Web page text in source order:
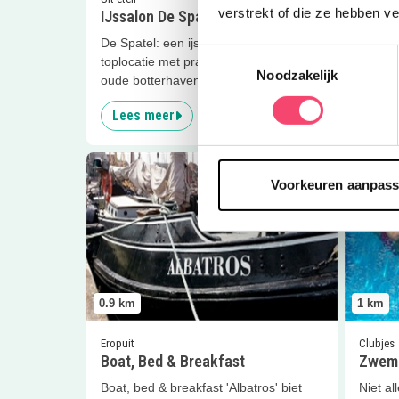
verstrekt of die ze hebben
Noodzakelijk
Voorkeuren
IJssalon De Spatel
De Spatel: een ijsbeleving op een
toplocatie met prachtig uitzicht op de
oude botterhaven.
Lees meer
Kom
0.9 km
Eropuit
Boat, Bed & Breakfast
Boat, bed & breakfast 'Albatros' biet
Lees meer Boat, Bed &amp; Breakfast
1 km
Clubjes
Niet
Lees